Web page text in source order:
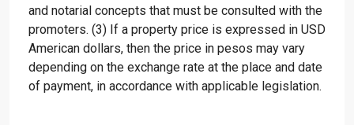
and notarial concepts that must be consulted with the
promoters. (3) If a property price is expressed in USD
American dollars, then the price in pesos may vary
depending on the exchange rate at the place and date
of payment, in accordance with applicable legislation.